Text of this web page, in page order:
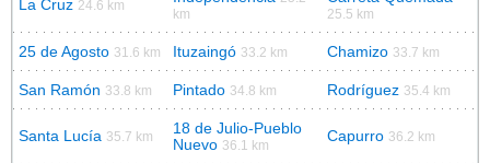
La Cruz 24.6 km
km
25.5 km
25 de Agosto 31.6 km Ituzaingó 33.2 km Chamizo 33.7 km
San Ramón 33.8 km Pintado 34.8 km Rodríguez 35.4 km
Santa Lucía 35.7 km
18 de Julio-Pueblo
Nuevo 36.1 km
Capurro 36.2 km